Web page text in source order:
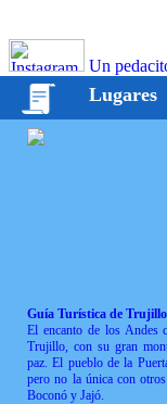
Un
Lugares
Guía Turística de Trujillo
El encanto de los Andes
Trujillo, con su gran
paz. El pueblo de la
pero no la única con
Boconó y Jajó.